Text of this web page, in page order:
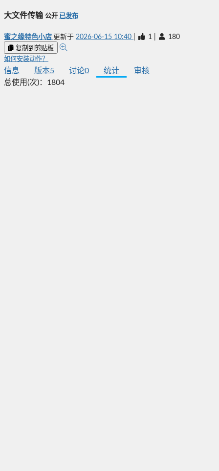
大文件传输 公开 已发布
蜜之缘特色小店 更新于 2026-06-15 10:40 1 180
复制到剪贴板
如何安装动作？
信息 版本5 讨论0 统计
审核
总使用(次)： 1804